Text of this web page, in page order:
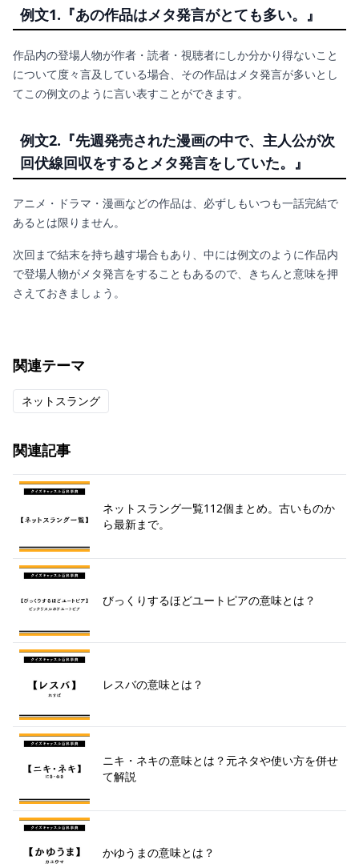
例文1.『あの作品はメタ発言がとても多い。』
作品内の登場人物が作者・読者・視聴者にしか分かり得ないこと
について度々言及している場合、その作品はメタ発言が多いとし
てこの例文のように言い表すことができます。
例文2.『先週発売された漫画の中で、主人公が次
回伏線回収をするとメタ発言をしていた。』
アニメ・ドラマ・漫画などの作品は、必ずしもいつも一話完結で
あるとは限りません。
次回まで結末を持ち越す場合もあり、中には例文のように作品内
で登場人物がメタ発言をすることもあるので、きちんと意味を押
さえておきましょう。
関連テーマ
ネットスラング
関連記事
ネットスラング一覧112個まとめ。古いものか
ら最新まで。
びっくりするほどユートピアの意味とは？
レスバの意味とは？
ニキ・ネキの意味とは？元ネタや使い方を併せ
て解説
かゆうまの意味とは？